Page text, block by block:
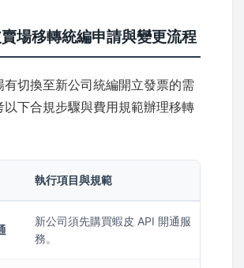
場移轉統編申請與變更流程
有切換至新公司統編開立發票的需
以下合規步驟與費用規範辦理移轉
執行項目與規範
新公司須先購買蝦皮 API 開通服
務。